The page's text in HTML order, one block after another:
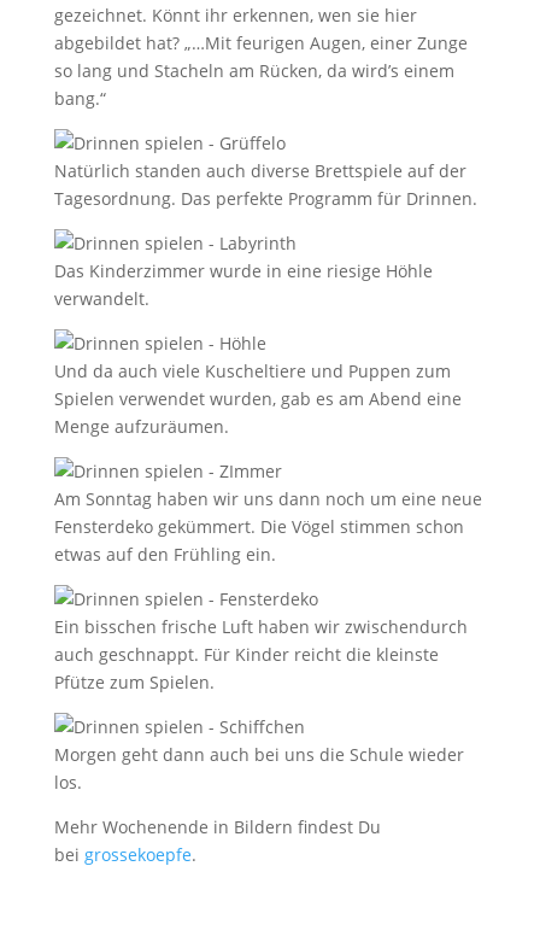
gezeichnet. Könnt ihr erkennen, wen sie hier
abgebildet hat? „…Mit feurigen Augen, einer Zunge
so lang und Stacheln am Rücken, da wird’s einem
bang.“
Natürlich standen auch diverse Brettspiele auf der
Tagesordnung. Das perfekte Programm für Drinnen.
Das Kinderzimmer wurde in eine riesige Höhle
verwandelt.
Und da auch viele Kuscheltiere und Puppen zum
Spielen verwendet wurden, gab es am Abend eine
Menge aufzuräumen.
Am Sonntag haben wir uns dann noch um eine neue
Fensterdeko gekümmert. Die Vögel stimmen schon
etwas auf den Frühling ein.
Ein bisschen frische Luft haben wir zwischendurch
auch geschnappt. Für Kinder reicht die kleinste
Pfütze zum Spielen.
Morgen geht dann auch bei uns die Schule wieder
los.
Mehr Wochenende in Bildern findest Du
bei grossekoepfe.